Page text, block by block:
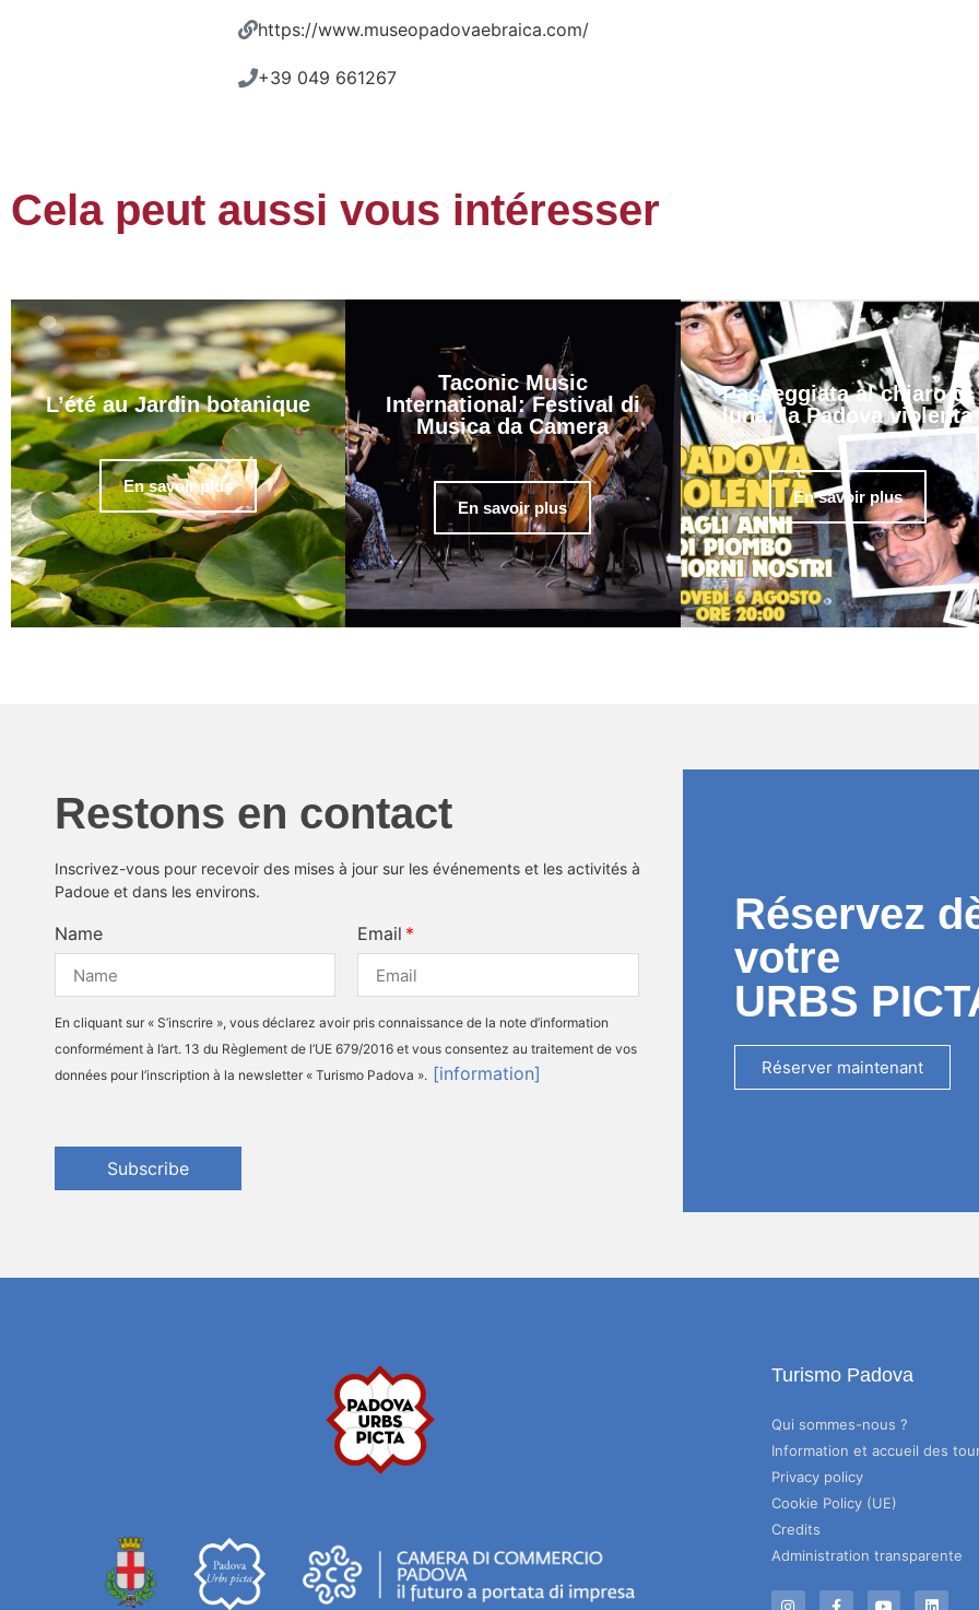
https://www.museopadovaebraica.com/
+39 049 661267
Cela peut aussi vous intéresser
L’été au Jardin botanique
En savoir plus
Taconic Music
International: Festival di
Musica da Camera
En savoir plus
Passeggiata al chiaro di
luna: la Padova violenta
En savoir plus
Restons en contact
Inscrivez-vous pour recevoir des mises à jour sur les événements et les activités à
Padoue et dans les environs.
Name Email
En cliquant sur « S’inscrire », vous déclarez avoir pris connaissance de la note d’information
conformément à l’art. 13 du Règlement de l’UE 679/2016 et vous consentez au traitement de vos
données pour l’inscription à la newsletter « Turismo Padova ». [information]
Subscribe
Réservez
votre
URBS
Réserver maintenant
Turismo Padova
Qui sommes-nous ?
Information et accueil des
Privacy policy
Cookie Policy (UE)
Credits
Administration transparente